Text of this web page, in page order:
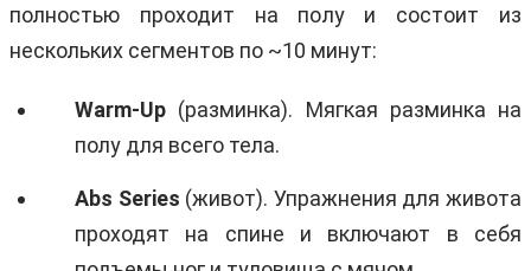
полностью проходит на полу и состоит из
нескольких сегментов по ~10 минут:
Warm-Up (разминка). Мягкая разминка на
полу для всего тела.
Abs Series (живот). Упражнения для живота
проходят на спине и включают в себя